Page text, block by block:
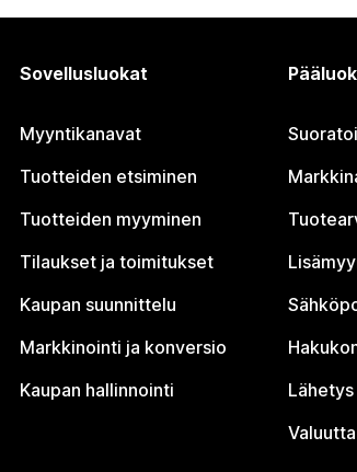
Sovellusluokat
Myyntikanavat
Tuotteiden etsiminen
Tuotteiden myyminen
Tilaukset ja toimitukset
Kaupan suunnittelu
Markkinointi ja konversio
Kaupan hallinnointi
Lähetys